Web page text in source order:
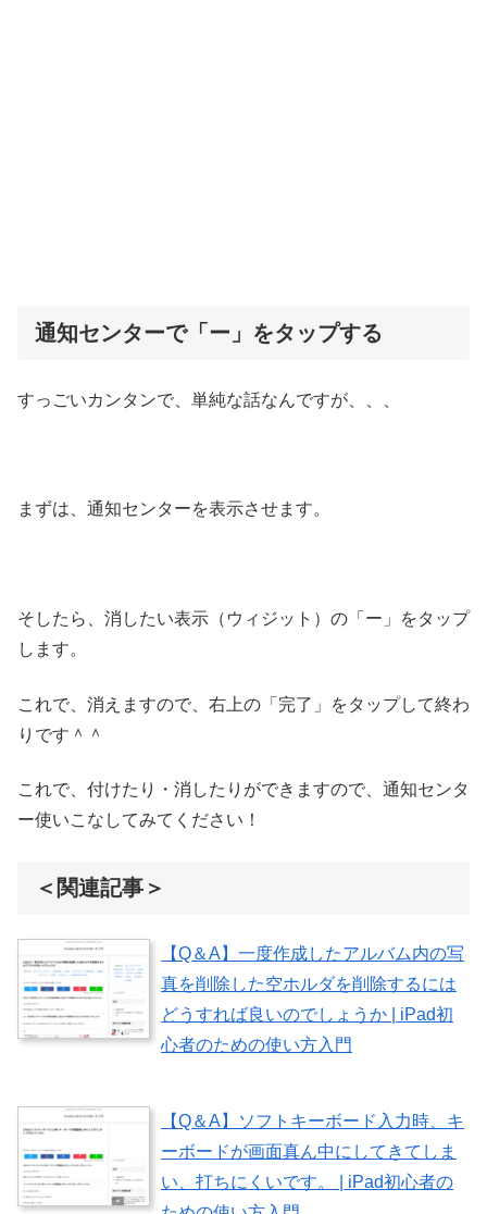
通知センターで「ー」をタップする
すっごいカンタンで、単純な話なんですが、、、
まずは、通知センターを表示させます。
そしたら、消したい表示（ウィジット）の「ー」をタップ
します。
これで、消えますので、右上の「完了」をタップして終わ
りです＾＾
これで、付けたり・消したりができますので、通知センタ
ー使いこなしてみてください！
＜関連記事＞
【Q＆A】一度作成したアルバム内の写
真を削除した空ホルダを削除するには
どうすれば良いのでしょうか | iPad初
心者のための使い方入門
【Q＆A】ソフトキーボード入力時、キ
ーボードが画面真ん中にしてきてしま
い、打ちにくいです。 | iPad初心者の